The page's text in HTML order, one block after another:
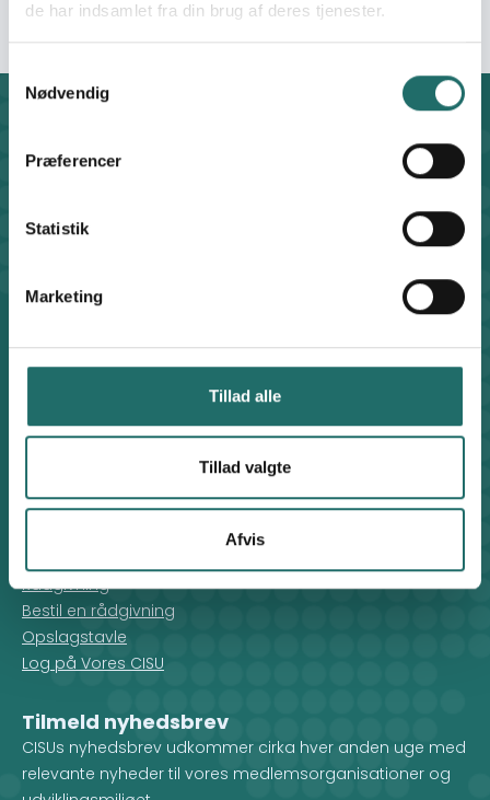
de har indsamlet fra din brug af deres tjenester.
Samtykkevalg
Nødvendig
Præferencer
Statistik
Marketing
Tillad alle
Tillad valgte
Afvis
CISU - Civilsamfund i Udvikling
8612 0342
Facebook
Genveje
Find medarbejder
Adfærdskodeks
Indgiv en klage
Cookiepolitik
Rådgivning
Bestil en rådgivning
Opslagstavle
Log på Vores CISU
Tilmeld nyhedsbrev
CISUs nyhedsbrev udkommer cirka hver anden uge med
relevante nyheder til vores medlemsorganisationer og